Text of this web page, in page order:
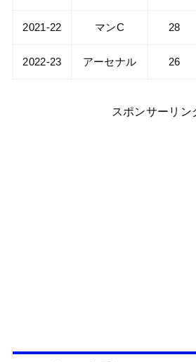
2021-22 マンC 28
2022-23 アーセナル 26
スポンサーリン